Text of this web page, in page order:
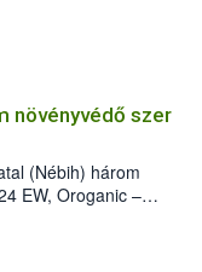
növényvédő szer
(Nébih) három
EW, Oroganic –
követően,